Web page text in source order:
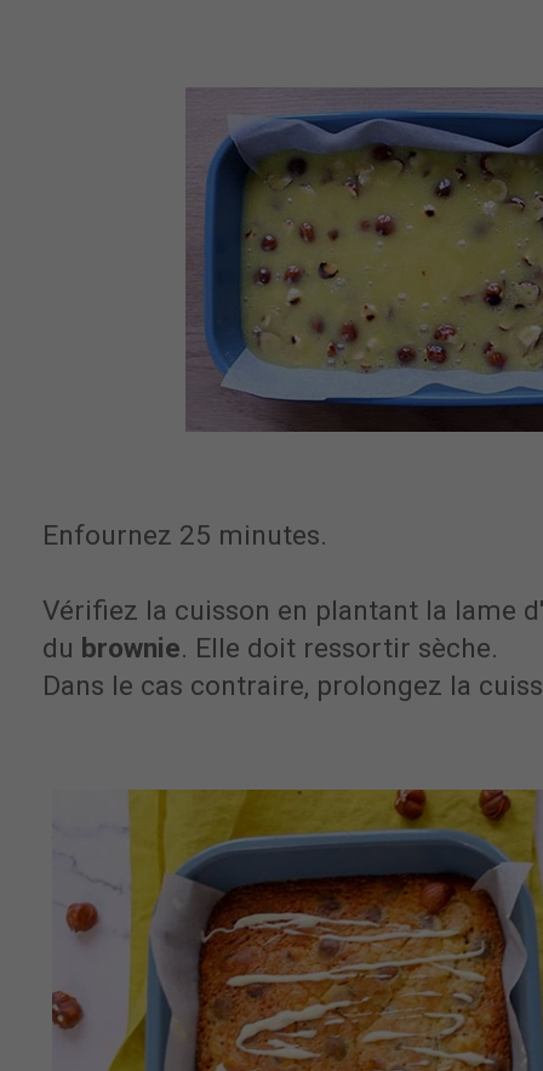
Enfournez 25 minutes.
Vérifiez la cuisson en plantant la lame
du brownie. Elle doit ressortir sèche.
Dans le cas contraire, prolongez la